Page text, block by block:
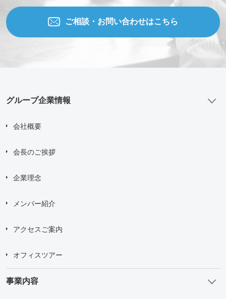
ご相談・お問い合わせはこちら
グループ企業情報
会社概要
会長のご挨拶
企業理念
メンバー紹介
アクセスご案内
オフィスツアー
事業内容